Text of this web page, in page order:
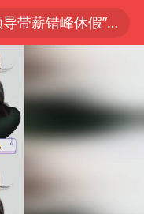
河南撤回“领导带薪错峰休假”通知
涨
台风“白海豚”体型变大！环流面积接近13个浙江那么大
签需缴款7.54万元
县发生4.9级地震